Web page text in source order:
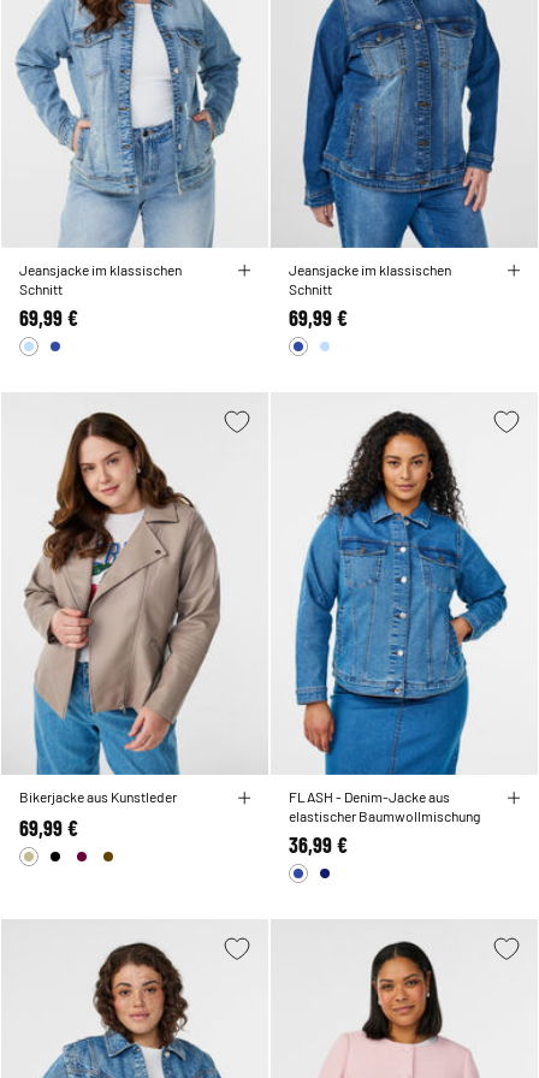
Jeansjacke im klassischen
Schnitt
69,99 €
Jeansjacke im klassischen
Schnitt
69,99 €
Bikerjacke aus Kunstleder
69,99 €
FLASH - Denim-Jacke aus
elastischer Baumwollmischung
36,99 €